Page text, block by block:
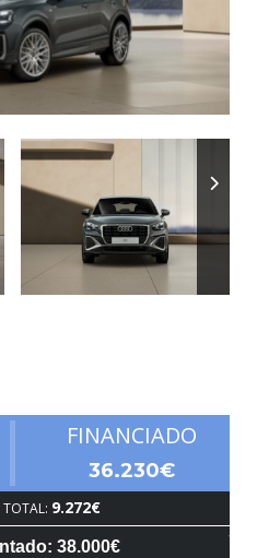
FINANCIADO
36.230€
TOTAL: 9.272€
38.000€